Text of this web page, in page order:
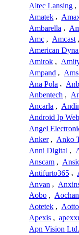
Altec Lansing ,
Amatek ,
Ambarella ,
Amc , Amcast ,
American
Amirok ,
Ampand ,
Ana Pola ,
Anbentech ,
Ancarla ,
Android Ip
Angel
Anker , Anko
Anni Digital ,
Anscam ,
Antifurto365 ,
Anvan ,
Aobo , Aochan
Aotetek ,
Apexis ,
Apn Vision Ltd.